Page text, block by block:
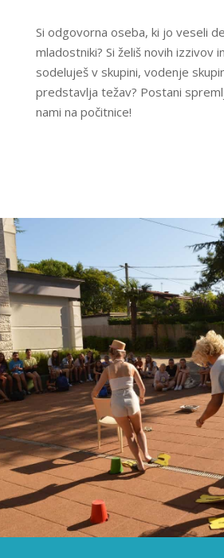
Si odgovorna oseba, ki jo veseli
mladostniki? Si želiš novih izzivov
sodeluješ v skupini, vodenje
predstavlja težav? Postani
nami na počitnice!